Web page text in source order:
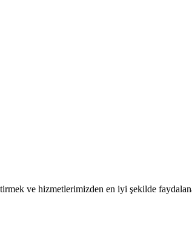
ve hizmetlerimizden en iyi şekilde